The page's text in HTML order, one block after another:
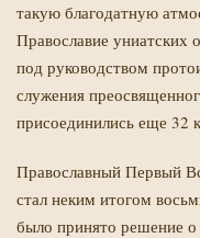
такую благодатную
Православие униатских
под руководством
служения
присоединились еще 32
Православный Первый
стал неким итогом
было принято решение